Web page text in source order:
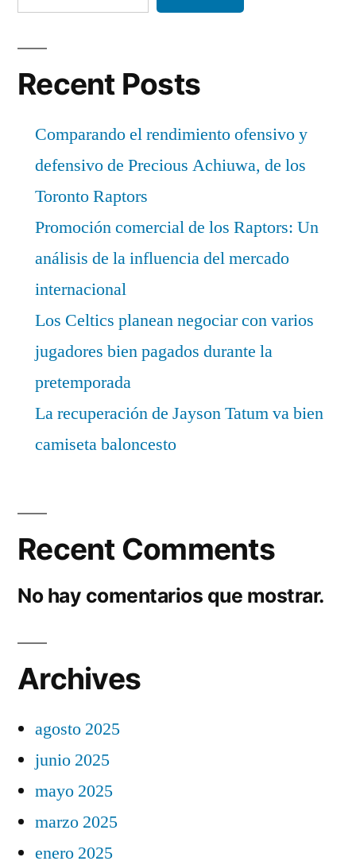
Recent Posts
Comparando el rendimiento ofensivo y
defensivo de Precious Achiuwa, de los
Toronto Raptors
Promoción comercial de los Raptors: Un
análisis de la influencia del mercado
internacional
Los Celtics planean negociar con varios
jugadores bien pagados durante la
pretemporada
La recuperación de Jayson Tatum va bien
camiseta baloncesto
Recent Comments
No hay comentarios que mostrar.
Archives
agosto 2025
junio 2025
mayo 2025
marzo 2025
enero 2025